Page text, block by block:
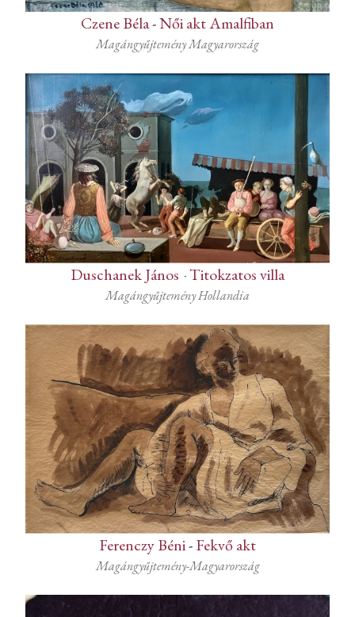
Czene Béla-Női akt Amalfiban
Magángyűjtemény Magyarország
Duschanek János -Titokzatos villa
Magángyűjtemény Hollandia
Ferenczy Béni-Fekvő akt
Magángyűjtemény-Magyarország